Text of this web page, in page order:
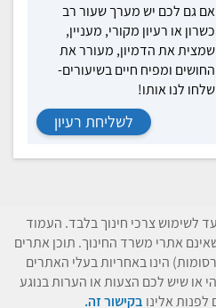
אם גם לכם יש מערך שעור רב
כשרון או רעיון מקורי, מעניין,
שמצית את הדמיון, מעורר את
החושים ומפיח חיים בשיעורים-
שלחו לנו אותו!
לשליחת רעיון
לשימוש צרכי חינוך בלבד. העמוד
אתרי משרד החינוך. תוכן אתרים
הינו באחריות בעלי האתרים
שיש לכם הצעות או הערות בנוגע
אלינו בקישור זה.